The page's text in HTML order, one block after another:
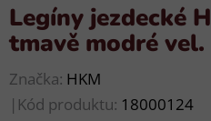
Legíny jezdecké
tmavě modré
Značka: HKM
| Kód produktu: 18000124